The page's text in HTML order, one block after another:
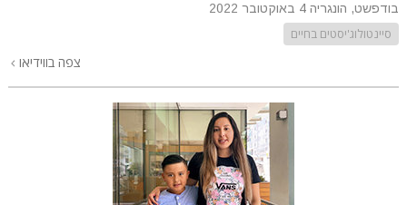
בודפשט, הונגריה 4 באוקטובר 2022
סיינטולוג'יסטים בחיים
צפה בווידיאו